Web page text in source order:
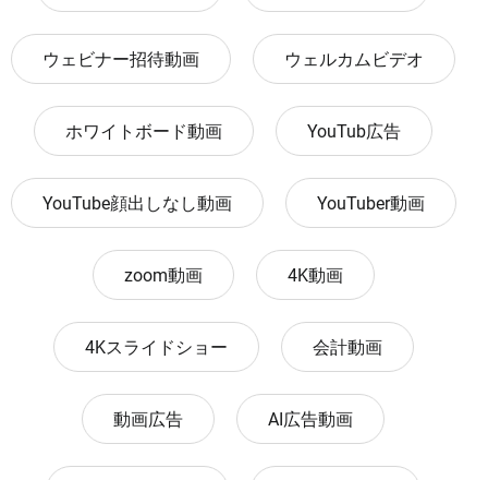
ウェビナー招待動画 ウェルカムビデオ
ホワイトボード動画 YouTub広告
YouTube顔出しなし動画 YouTuber動画
zoom動画 4K動画
4Kスライドショー 会計動画
動画広告 AI広告動画